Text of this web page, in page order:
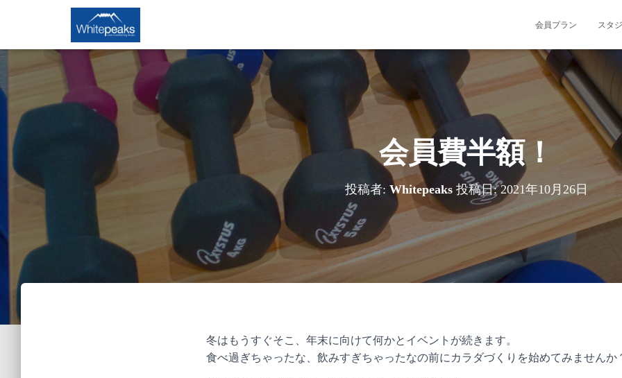
会員プラン スタ
会員費半額！
投稿者: Whitepeaks 投稿日:2021年10月26日
冬はもうすぐそこ、年末に向けて何かとイベントが続きます。
食べ過ぎちゃったな、飲みすぎちゃったなの前にカラダづくりを始めてみませんか